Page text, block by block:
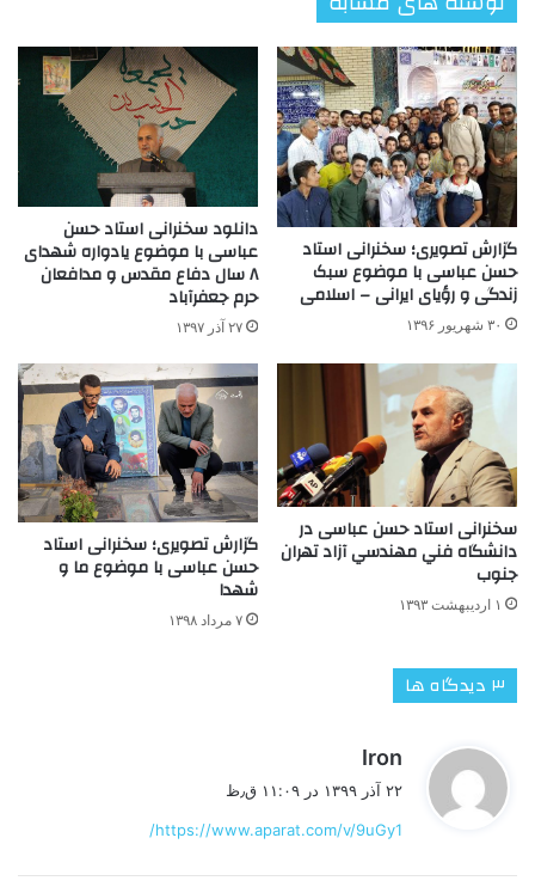
گزارش تصویری؛ سخنرانی استاد
حسن عباسی با موضوع سبک
زندگی و رؤیای ایرانی – اسلامی
۳۰ شهریور ۱۳۹۶
دانلود سخنرانی استاد حسن
عباسی با موضوع یادواره شهدای
۸ سال دفاع مقدس و مدافعان
حرم جعفرآباد
۲۷ آذر ۱۳۹۷
سخنرانی استاد حسن عباسی در
دانشگاه فني مهندسي آزاد تهران
جنوب
۱ اردیبهشت ۱۳۹۳
گزارش تصویری؛ سخنرانی استاد
حسن عباسی با موضوع ما و
شهدا
۷ مرداد ۱۳۹۸
‫۳ دیدگاه ها
Iron
:
۲۲ آذر ۱۳۹۹ در ۱۱:۰۹ ق٫ظ
https://www.aparat.com/v/9uGy1/